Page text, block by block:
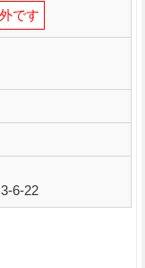
です
6-22